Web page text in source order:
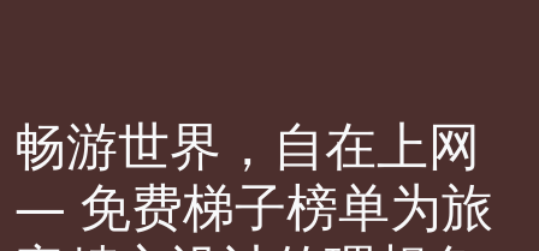
畅游世界，自在上网
— 免费梯子榜单为旅